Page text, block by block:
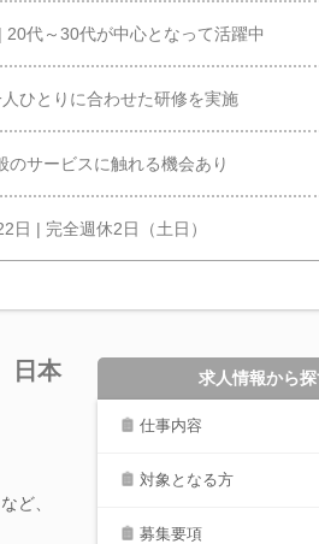
20代～30代が中心となって活躍中
人ひとりに合わせた研修を実施
のサービスに触れる機会あり
日 | 完全週休2日（土日）
日本
ど、
求人情報から
仕事内容
対象となる方
募集要項